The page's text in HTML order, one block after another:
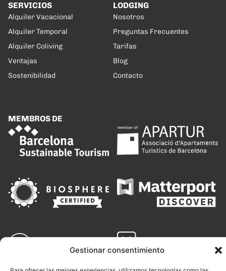
Gestionar consentimiento
SERVICIOS
Alquiler Vacacional
Alquiler Temporal
Alquiler Coliving
Ventajas
Sostenibilidad
LODGING
Nosotros
Preguntas Frecuentes
Tarifas
Blog
Contacto
MEMBROS DE